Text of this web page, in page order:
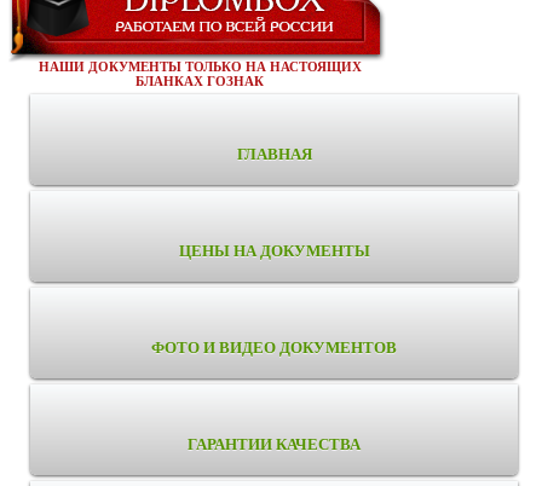
НАШИ ДОКУМЕНТЫ ТОЛЬКО НА НАСТОЯЩИХ
БЛАНКАХ ГОЗНАК
ГЛАВНАЯ
ЦЕНЫ НА ДОКУМЕНТЫ
ФОТО И ВИДЕО ДОКУМЕНТОВ
ГАРАНТИИ КАЧЕСТВА